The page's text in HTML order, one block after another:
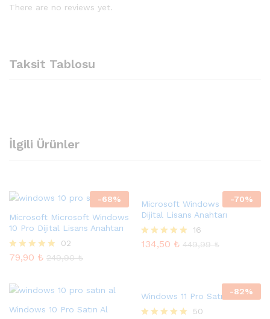
There are no reviews yet.
Taksit Tablosu
İlgili Ürünler
-68%
Microsoft Microsoft Windows
10 Pro Dijital Lisans Anahtarı
5 üzerinden
02
79,90 ₺ 249,90₺
-70%
Microsoft Windows 11 Home
Dijital Lisans Anahtarı
5 üzerinden
16
134,50 ₺ 449,99₺
Windows 10 Pro Satın Al
-82%
Windows 11 Pro Satın Al
50